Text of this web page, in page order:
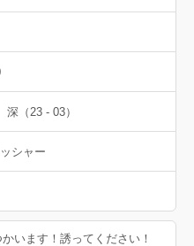
深（23 - 03）
シャー
います！誘ってください！